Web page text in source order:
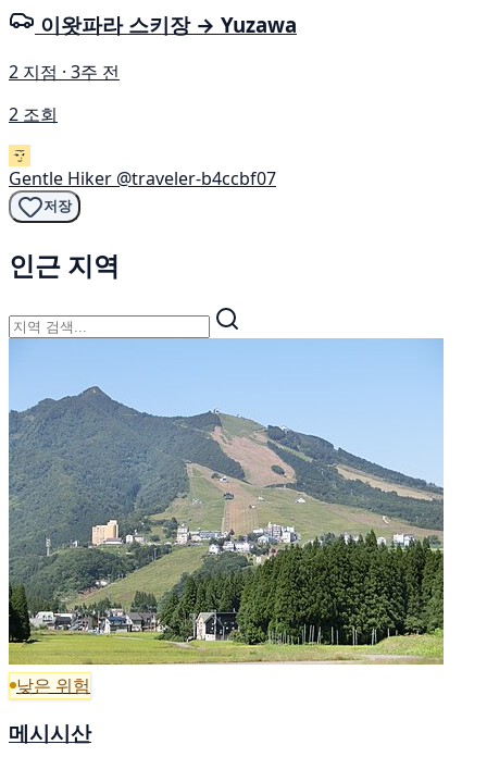
이왓파라 스키장 → Yuzawa
2 지점 · 3주 전
2 조회
Gentle Hiker @traveler-b4ccbf07
저장
인근 지역
낮은 위험
메시시산